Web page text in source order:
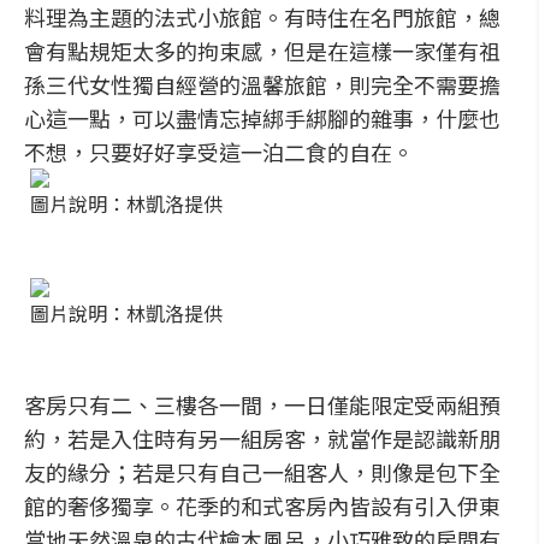
料理為主題的法式小旅館。有時住在名門旅館，總
會有點規矩太多的拘束感，但是在這樣一家僅有祖
孫三代女性獨自經營的溫馨旅館，則完全不需要擔
心這一點，可以盡情忘掉綁手綁腳的雜事，什麼也
不想，只要好好享受這一泊二食的自在。
圖片說明：林凱洛提供
圖片說明：林凱洛提供
客房只有二、三樓各一間，一日僅能限定受兩組預
約，若是入住時有另一組房客，就當作是認識新朋
友的緣分；若是只有自己一組客人，則像是包下全
館的奢侈獨享。花季的和式客房內皆設有引入伊東